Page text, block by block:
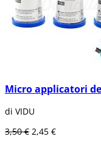
Micro applicatori
di VIDU
3,50 € 2,45 €